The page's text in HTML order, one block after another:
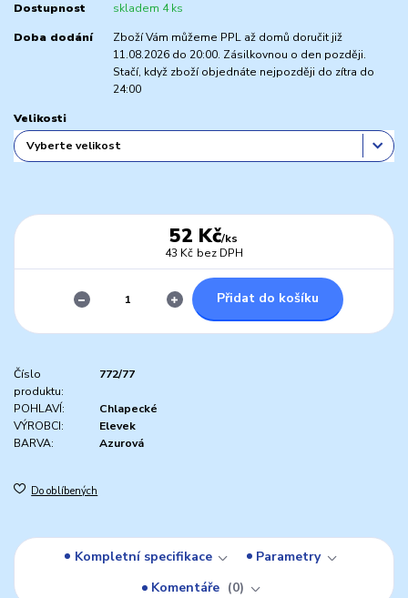
Dostupnost skladem 4 ks
Doba dodání
Zboží Vám můžeme PPL až domů doručit již
11.08.2026 do 20:00. Zásilkovnou o den později.
Stačí, když zboží objednáte nejpozději do zítra do
24:00
Velikosti
52 Kč/ks
43 Kč bez DPH
Přidat do košíku
Číslo
produktu:
772/77
POHLAVÍ:
Chlapecké
VÝROBCI:
Elevek
BARVA:
Azurová
Do oblíbených
Kompletní specifikace
Parametry
Komentáře
0